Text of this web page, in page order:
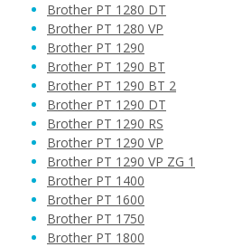
Brother PT 1280 DT
Brother PT 1280 VP
Brother PT 1290
Brother PT 1290 BT
Brother PT 1290 BT 2
Brother PT 1290 DT
Brother PT 1290 RS
Brother PT 1290 VP
Brother PT 1290 VP ZG 1
Brother PT 1400
Brother PT 1600
Brother PT 1750
Brother PT 1800